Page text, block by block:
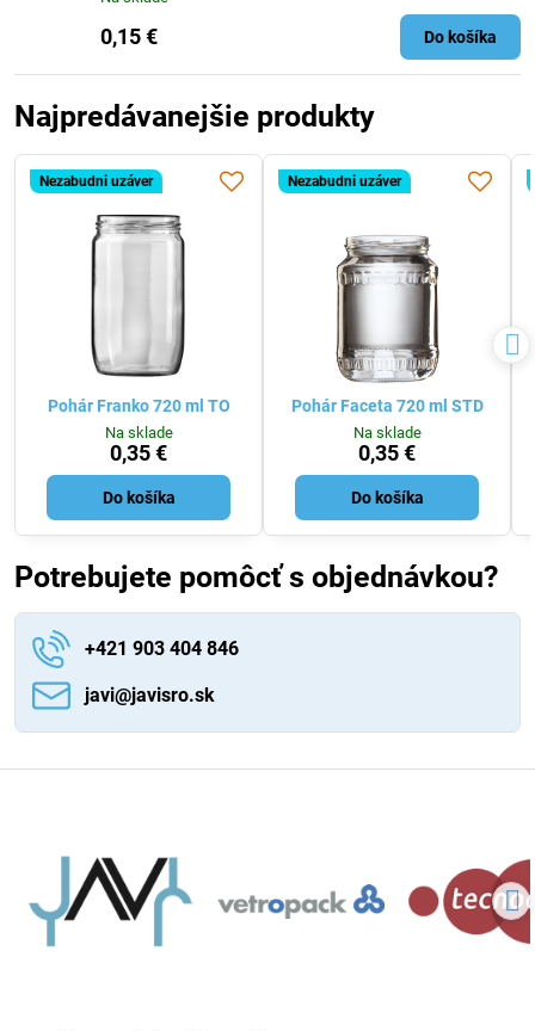
0,15 € Do košíka
Najpredávanejšie produkty
Nezabudni uzáver
Pohár Franko 720 ml TO
Na sklade
0,35 €
Do košíka
Nezabudni uzáver
Pohár Faceta 720 ml STD
Na sklade
0,35 €
Do košíka
Potrebujete pomôcť s objednávkou?
+421 903 404 846
javi​@javisro​.sk